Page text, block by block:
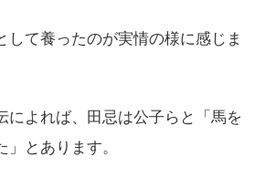
して養ったのが実情の様に感じま
によれば、田忌は公子らと「馬を
とあります。